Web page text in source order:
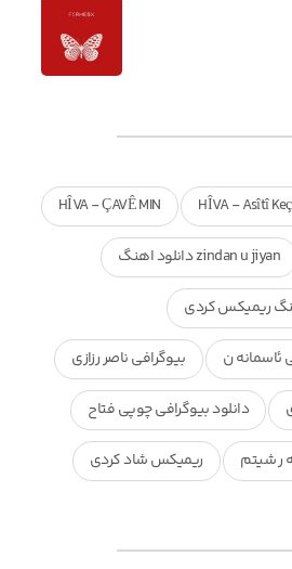
HÎVA - Asîtî
HÎVA - ÇAVÊ MIN
zindan u jiyan دانلود اهنگ
ریمیکس کردی
ئاسمانه ن بیوگرافی ناصر رزازی
دانلود بیوگرافی چوپی فتاح
ر شیتم ریمیکس شاد کردی